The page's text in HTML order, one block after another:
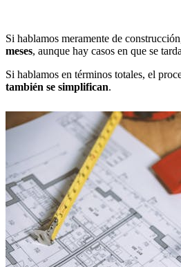
Si hablamos meramente de
meses, aunque hay casos en que se
Si hablamos en términos totales, el
también se simplifican.